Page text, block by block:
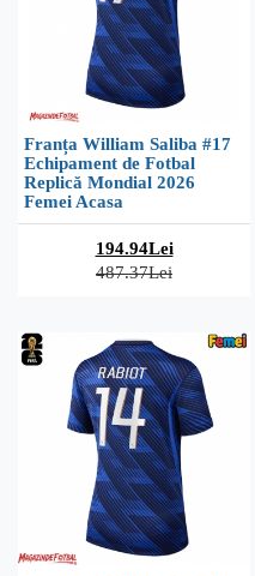
Franța William Saliba #17
Echipament de Fotbal
Replică Mondial 2026
Femei Acasa
194.94Lei
487.37Lei